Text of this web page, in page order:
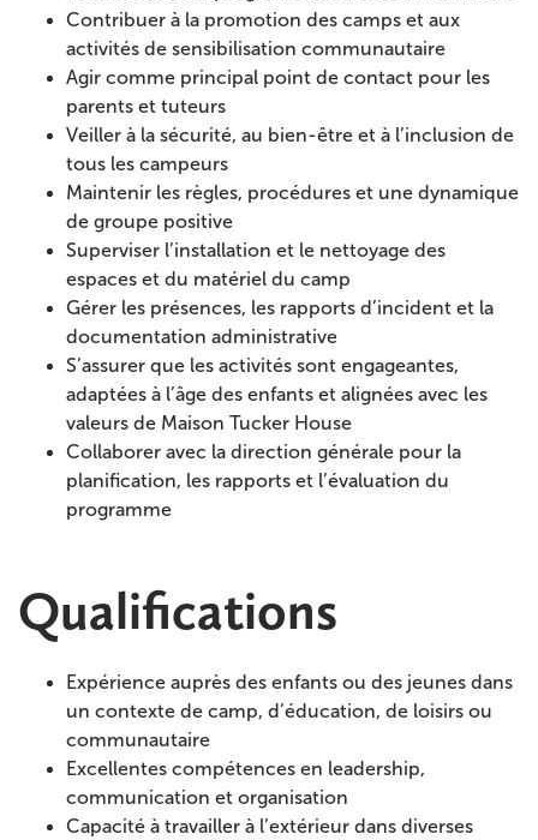
Contribuer à la promotion des camps et aux
activités de sensibilisation communautaire
Agir comme principal point de contact pour les
parents et tuteurs
Veiller à la sécurité, au bien-être et à l’inclusion de
tous les campeurs
Maintenir les règles, procédures et une dynamique
de groupe positive
Superviser l’installation et le nettoyage des
espaces et du matériel du camp
Gérer les présences, les rapports d’incident et la
documentation administrative
S’assurer que les activités sont engageantes,
adaptées à l’âge des enfants et alignées avec les
valeurs de Maison Tucker House
Collaborer avec la direction générale pour la
planification, les rapports et l’évaluation du
programme
Qualifications
Expérience auprès des enfants ou des jeunes dans
un contexte de camp, d’éducation, de loisirs ou
communautaire
Excellentes compétences en leadership,
communication et organisation
Capacité à travailler à l’extérieur dans diverses